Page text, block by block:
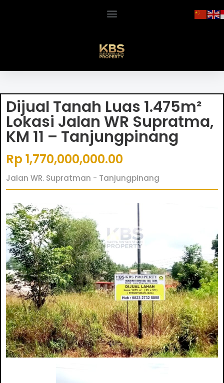
Dijual Tanah Luas 1.475m²
Lokasi Jalan WR Supratma,
KM 11 – Tanjungpinang
Rp 1,770,000,000.00
Jalan WR. Supratman - Tanjungpinang